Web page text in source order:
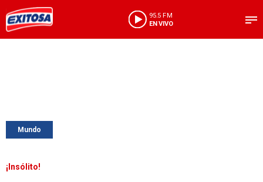
95.5 FM
EN VIVO
Mundo
¡Insólito!